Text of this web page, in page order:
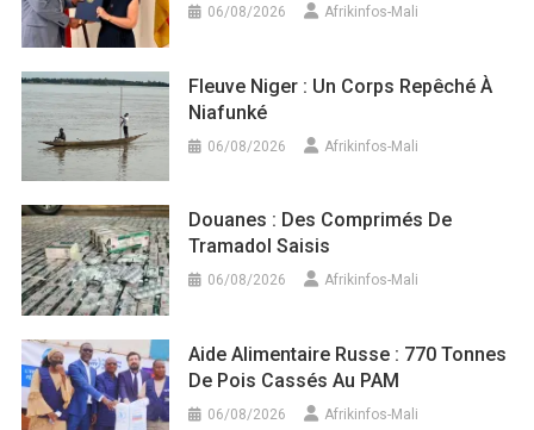
06/08/2026 Afrikinfos-Mali
Fleuve Niger : Un Corps Repêché À
Niafunké
06/08/2026 Afrikinfos-Mali
Douanes : Des Comprimés De
Tramadol Saisis
06/08/2026 Afrikinfos-Mali
Aide Alimentaire Russe : 770 Tonnes
De Pois Cassés Au PAM
06/08/2026 Afrikinfos-Mali